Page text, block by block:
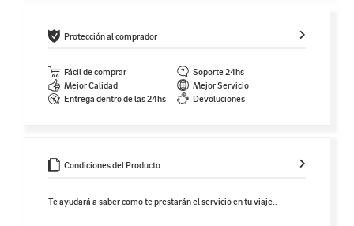
Protección al comprador
Fácil de comprar
Soporte 24hs
Mejor Calidad
Mejor Servicio
Entrega dentro de las 24hs
Devoluciones
Condiciones del Producto
Te ayudará a saber como te prestarán el servicio en tu viaje..